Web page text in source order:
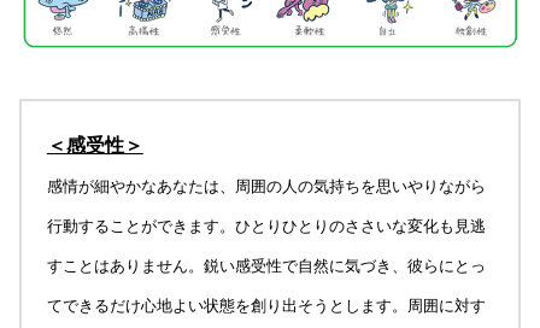
＜感受性＞
感情が細やかなあなたは、周囲の人の気持ちを思いやりながら
行動することができます。ひとりひとりのささいな変化も見逃
すことはありません。鋭い感受性で自然に気づき、彼らにとっ
てできるだけ心地よい状態を創り出そうとします。周囲に対す